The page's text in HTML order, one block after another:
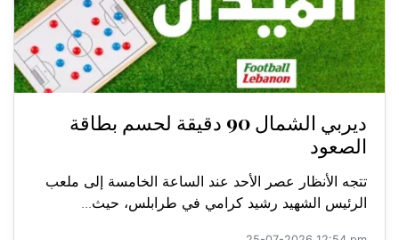
ديربي الشمال 90 دقيقة لحسم بطاقة
الصعود
تتجه الأنظار عصر الأحد عند الساعة الخامسة إلى ملعب
الرئيس الشهيد رشيد كرامي في طرابلس، حيث...